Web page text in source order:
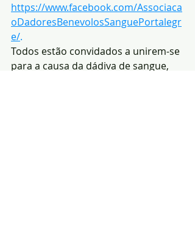
https://www.facebook.com/Associaca
oDadoresBenevolosSanguePortalegr
e/.
Todos estão convidados a unirem-se
para a causa da dádiva de sangue,